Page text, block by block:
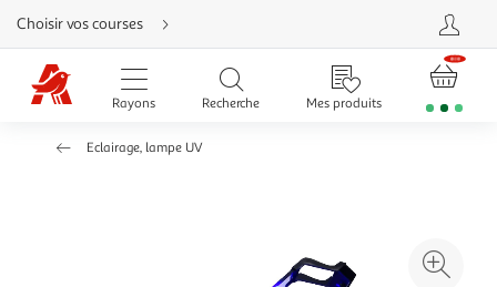
Aller
directement
au
contenu
Aller
directement
Aller
Choisir vos courses
Rayons Recherche Mes produits
Eclairage, lampe UV